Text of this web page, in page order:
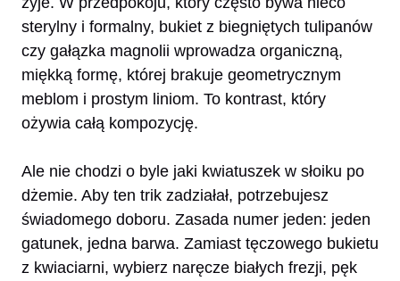
sterylny i formalny, bukiet z biegniętych tulipanów
czy gałązka magnolii wprowadza organiczną,
miękką formę, której brakuje geometrycznym
meblom i prostym liniom. To kontrast, który
ożywia całą kompozycję.
Ale nie chodzi o byle jaki kwiatuszek w słoiku po
dżemie. Aby ten trik zadziałał, potrzebujesz
świadomego doboru. Zasada numer jeden: jeden
gatunek, jedna barwa. Zamiast tęczowego bukietu
z kwiaciarni, wybierz naręcze białych frezji, pęk